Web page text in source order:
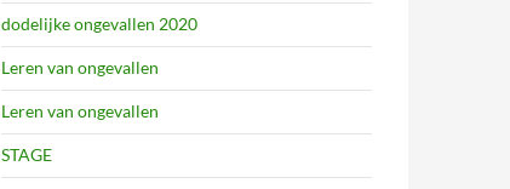
dodelijke ongevallen 2020
Leren van ongevallen
Leren van ongevallen
STAGE